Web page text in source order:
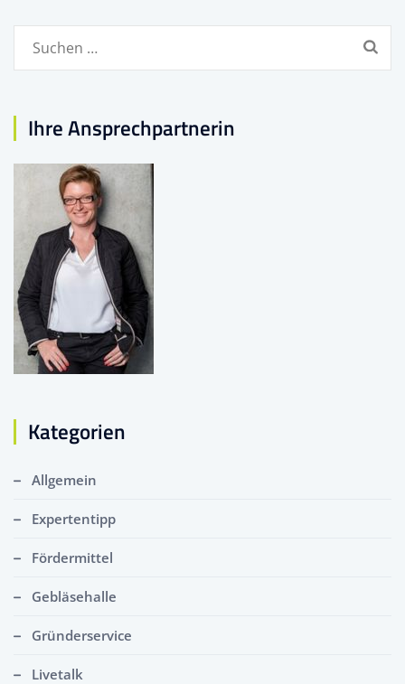
Ihre Ansprechpartnerin
Kategorien
Allgemein
Expertentipp
Fördermittel
Gebläsehalle
Gründerservice
Livetalk